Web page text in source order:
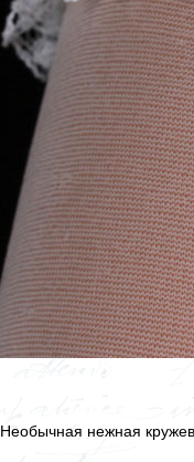
Необычная нежная